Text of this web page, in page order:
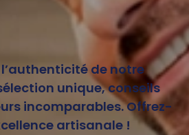
de notre
unique, conseils
incomparables. Offrez-
artisanale !